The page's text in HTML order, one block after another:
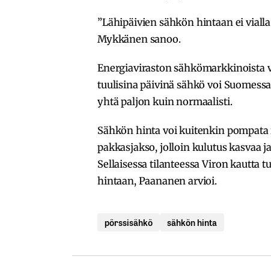
”Lähipäivien sähkön hintaan ei
Mykkänen sanoo.
Energiaviraston sähkömarkkinoista
tuulisina päivinä sähkö voi
yhtä paljon kuin normaalisti.
Sähkön hinta voi kuitenkin
pakkasjakso, jolloin kulutus kasvaa
Sellaisessa tilanteessa Viron kautta
hintaan, Paananen arvioi.
pörssisähkö sähkön hinta